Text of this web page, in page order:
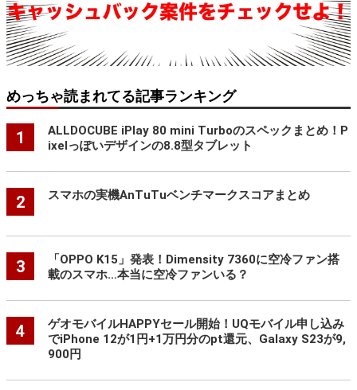
めっちゃ読まれてる記事ランキング
1
ALLDOCUBE iPlay 80 mini Turboのスペックまとめ！P
ixelっぽいデザインの8.8型タブレット
2 スマホの実機AnTuTuベンチマークスコアまとめ
3
「OPPO K15」発表！Dimensity 7360に空冷ファン搭
載のスマホ…本当に空冷ファンいる？
4
ゲオモバイルHAPPYセール開始！UQモバイル申し込み
でiPhone 12が1円+1万円分のpt還元、Galaxy S23が9,
900円